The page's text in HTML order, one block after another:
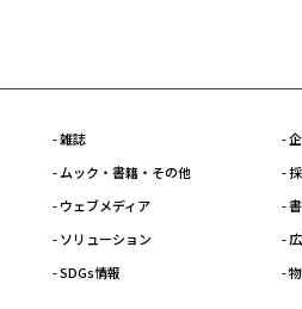
- 雑誌
- ムック・書籍・その他
- ウェブメディア
- ソリューション
- SDGs情報
-
-
-
-
-